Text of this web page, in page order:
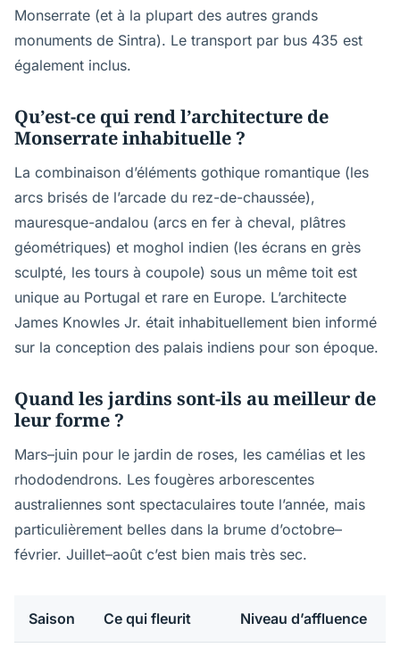
Monserrate (et à la plupart des autres grands
monuments de Sintra). Le transport par bus 435 est
également inclus.
Qu’est-ce qui rend l’architecture de
Monserrate inhabituelle ?
La combinaison d’éléments gothique romantique (les
arcs brisés de l’arcade du rez-de-chaussée),
mauresque-andalou (arcs en fer à cheval, plâtres
géométriques) et moghol indien (les écrans en grès
sculpté, les tours à coupole) sous un même toit est
unique au Portugal et rare en Europe. L’architecte
James Knowles Jr. était inhabituellement bien informé
sur la conception des palais indiens pour son époque.
Quand les jardins sont-ils au meilleur de
leur forme ?
Mars–juin pour le jardin de roses, les camélias et les
rhododendrons. Les fougères arborescentes
australiennes sont spectaculaires toute l’année, mais
particulièrement belles dans la brume d’octobre–
février. Juillet–août c’est bien mais très sec.
Saison Ce qui fleurit Niveau d’affluence